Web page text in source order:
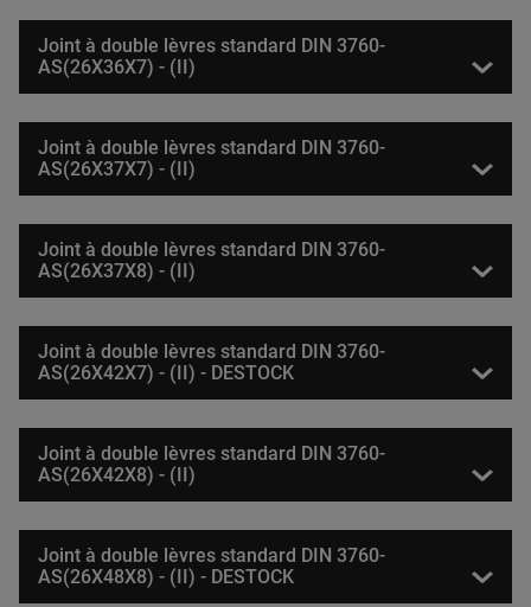
Joint à double lèvres standard DIN 3760-
AS(26X36X7) - (II)
Joint à double lèvres standard DIN 3760-
AS(26X37X7) - (II)
Joint à double lèvres standard DIN 3760-
AS(26X37X8) - (II)
Joint à double lèvres standard DIN 3760-
AS(26X42X7) - (II) - DESTOCK
Joint à double lèvres standard DIN 3760-
AS(26X42X8) - (II)
Joint à double lèvres standard DIN 3760-
AS(26X48X8) - (II) - DESTOCK